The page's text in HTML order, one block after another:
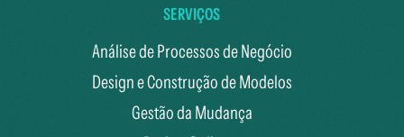
SERVIÇOS
Análise de Processos de Negócio
Design e Construção de Modelos
Gestão da Mudança